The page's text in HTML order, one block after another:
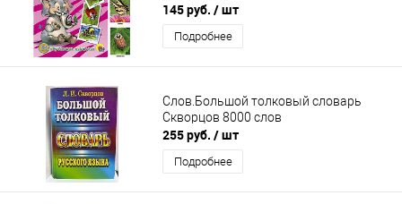
145 руб. / шт
Подробнее
Слов.Большой толковый словарь
Скворцов 8000 слов
255 руб. / шт
Подробнее